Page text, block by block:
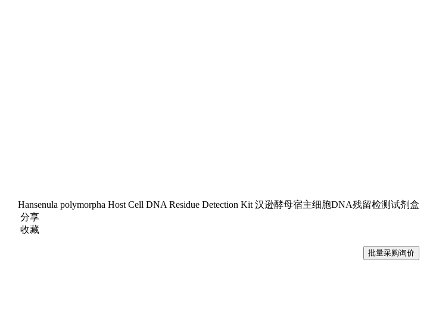
Hansenula polymorpha Host Cell DNA Residue Detection Kit 汉逊酵母宿主细胞DNA残留检测试剂盒
分享
收藏
批量采购询价